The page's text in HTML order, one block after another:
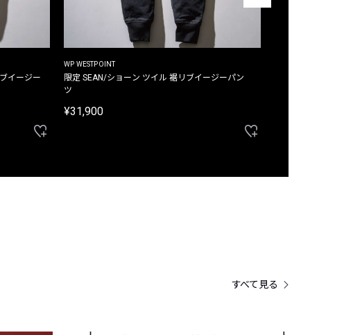
イージー
WP WESTPOINT
限定 SEAN/ショーン ツイル 裾リブイージーパン
ツ
¥31,900
すべて見る